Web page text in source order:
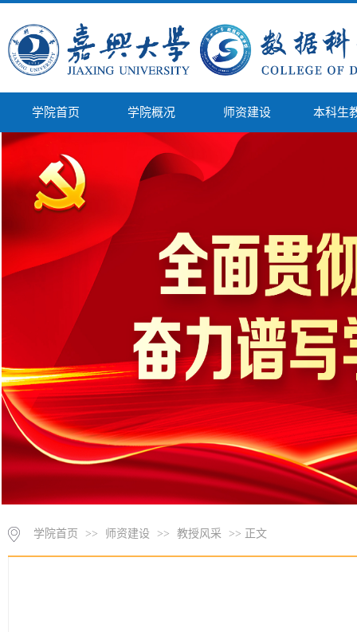
学院首页 学院概况 师资建设 本科生
学院首页 >> 师资建设 >> 教授风采 >> 正文